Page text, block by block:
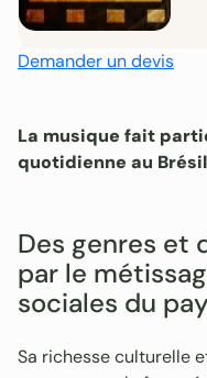
La musique fait
quotidienne au
Des genres et
par le
sociales du
Sa richesse culturelle
Demander un devis